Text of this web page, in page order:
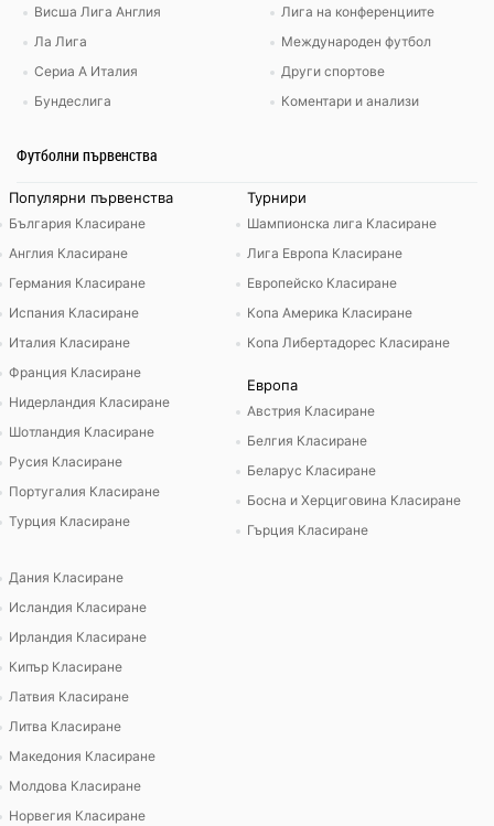
Висша Лига Англия
Ла Лига
Сериа А Италия
Бундеслига
Лига на конференциите
Международен футбол
Други спортове
Коментари и анализи
Футболни първенства
Популярни първенства
България Класиране
Англия Класиране
Германия Класиране
Испания Класиране
Италия Класиране
Франция Класиране
Нидерландия Класиране
Шотландия Класиране
Русия Класиране
Португалия Класиране
Турция Класиране
Турнири
Шампионска лига Класиране
Лига Европа Класиране
Европейско Класиране
Копа Америка Класиране
Копа Либертадорес Класиране
Европа
Австрия Класиране
Белгия Класиране
Беларус Класиране
Босна и Херциговина Класиране
Гърция Класиране
Дания Класиране
Исландия Класиране
Ирландия Класиране
Кипър Класиране
Латвия Класиране
Литва Класиране
Македония Класиране
Молдова Класиране
Норвегия Класиране